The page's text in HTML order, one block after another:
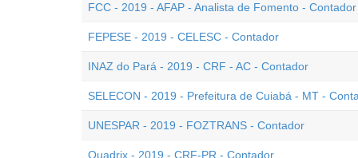
FCC - 2019 - AFAP - Analista de Fomento - Contador
FEPESE - 2019 - CELESC - Contador
INAZ do Pará - 2019 - CRF - AC - Contador
SELECON - 2019 - Prefeitura de Cuiabá - MT -
UNESPAR - 2019 - FOZTRANS - Contador
Quadrix - 2019 - CRF-PR - Contador